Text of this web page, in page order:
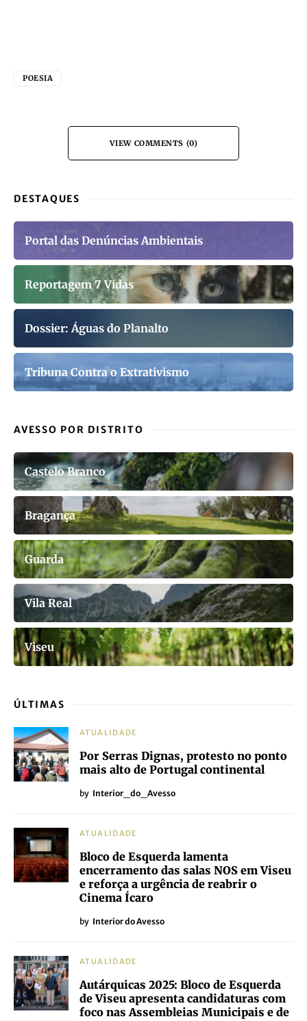
POESIA
VIEW COMMENTS (0)
DESTAQUES
Portal das Denúncias Ambientais
Reportagem 7 Vidas
Dossier: Águas do Planalto
Tribuna Contra o Extrativismo
AVESSO POR DISTRITO
Castelo Branco
Bragança
Guarda
Vila Real
Viseu
ÚLTIMAS
ATUALIDADE
Por Serras Dignas, protesto no ponto
mais alto de Portugal continental
by Interior_do_Avesso
ATUALIDADE
Bloco de Esquerda lamenta
encerramento das salas NOS em Viseu
e reforça a urgência de reabrir o
Cinema Ícaro
by Interior do Avesso
ATUALIDADE
Autárquicas 2025: Bloco de Esquerda
de Viseu apresenta candidaturas com
foco nas Assembleias Municipais e de